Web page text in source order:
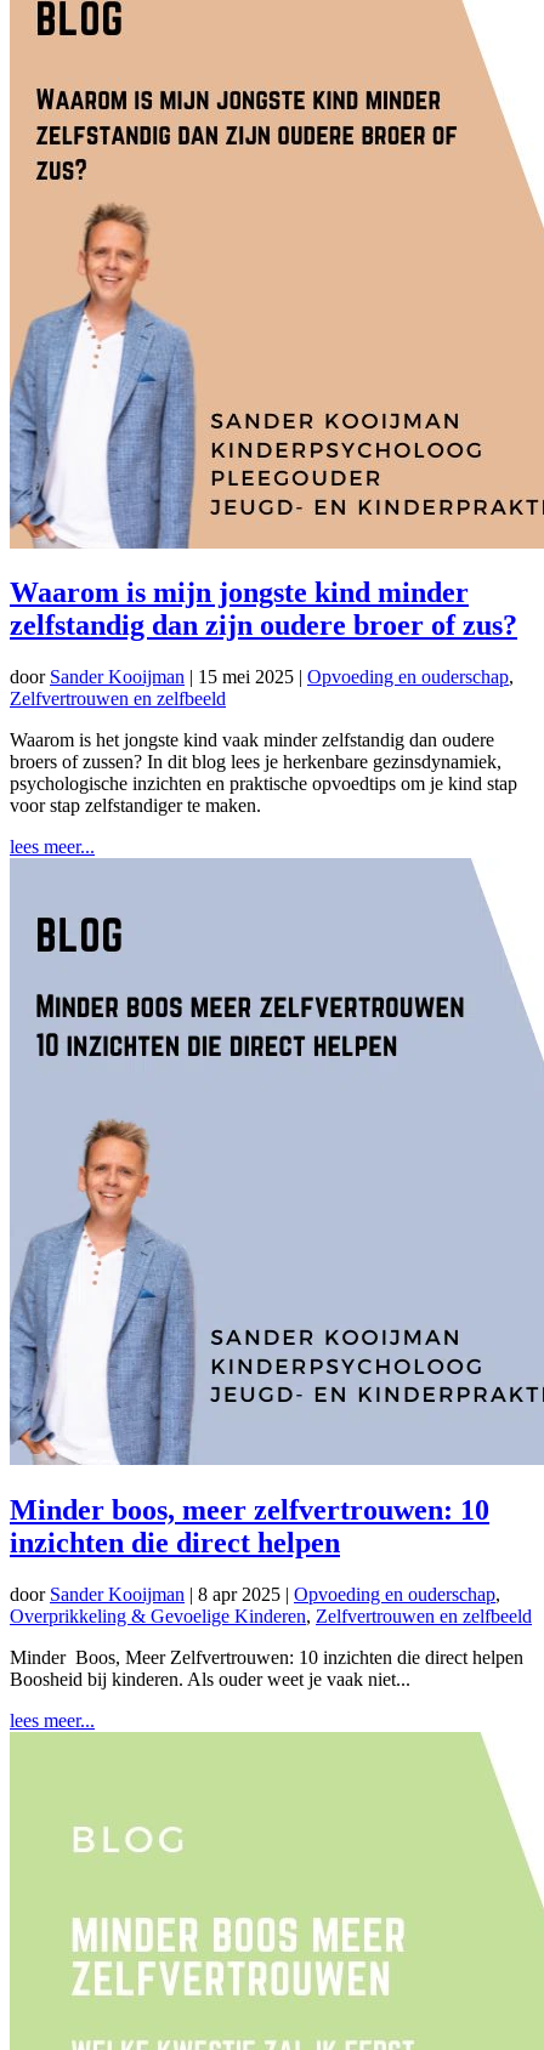
Waarom is mijn jongste kind minder
zelfstandig dan zijn oudere broer of zus?
door Sander Kooijman | 15 mei 2025 | Opvoeding en ouderschap,
Zelfvertrouwen en zelfbeeld
Waarom is het jongste kind vaak minder zelfstandig dan oudere
broers of zussen? In dit blog lees je herkenbare gezinsdynamiek,
psychologische inzichten en praktische opvoedtips om je kind stap
voor stap zelfstandiger te maken.
lees meer...
Minder boos, meer zelfvertrouwen: 10
inzichten die direct helpen
door Sander Kooijman | 8 apr 2025 | Opvoeding en ouderschap,
Overprikkeling & Gevoelige Kinderen, Zelfvertrouwen en zelfbeeld
Minder Boos, Meer Zelfvertrouwen: 10 inzichten die direct helpen
Boosheid bij kinderen. Als ouder weet je vaak niet...
lees meer...